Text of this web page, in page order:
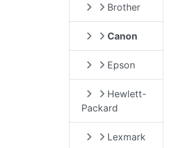
Brother
Canon
Epson
Hewlett-
Packard
Lexmark